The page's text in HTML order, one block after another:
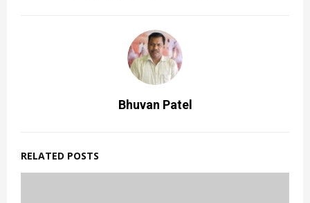
Bhuvan Patel
RELATED POSTS